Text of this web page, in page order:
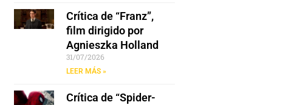
Crítica de “Franz”,
film dirigido por
Agnieszka Holland
31/07/2026
LEER MÁS »
Crítica de “Spider-